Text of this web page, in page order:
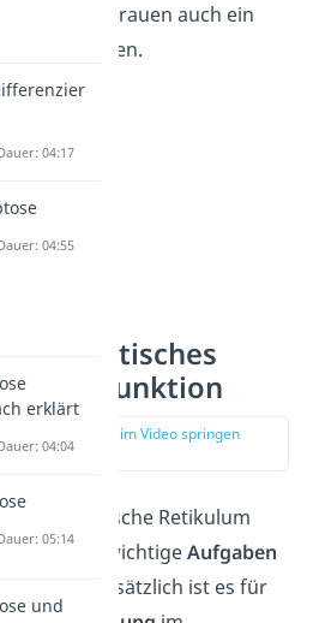
aus dem rauen auch ein
entstehen.
Funktion
zur Stelle im Video springen
(02:36)
Retikulum
zahlreiche wichtigeAufgaben
Zelle. Grundsätzlich ist es für
04:17
04:55
erklärt
04:04
05:14
und